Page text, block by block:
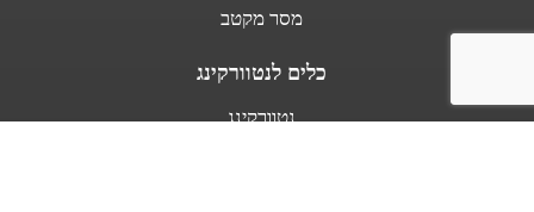
מסר מקטב
כלים לנטוורקינג
נטוורקינג